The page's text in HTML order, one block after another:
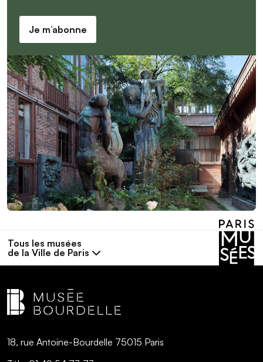
Je m’abonne
Tous les musées
de la Ville de Paris
18, rue Antoine-Bourdelle 75015 Paris